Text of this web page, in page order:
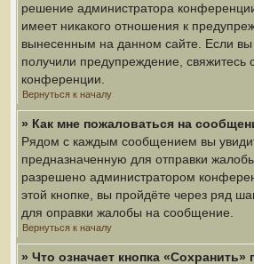
решение администратора
имеет никакого отношения к
вынесенным на данном сайте. Если вы
получили предупреждение, свяжитесь
конференции.
Вернуться к началу
» Как мне пожаловаться на
Рядом с каждым сообщением вы
предназначенную для отправки
разрешено администратором
этой кнопке, вы пройдёте через ряд
для оправки жалобы на сообщение.
Вернуться к началу
» Что означает кнопка «Сохранить»